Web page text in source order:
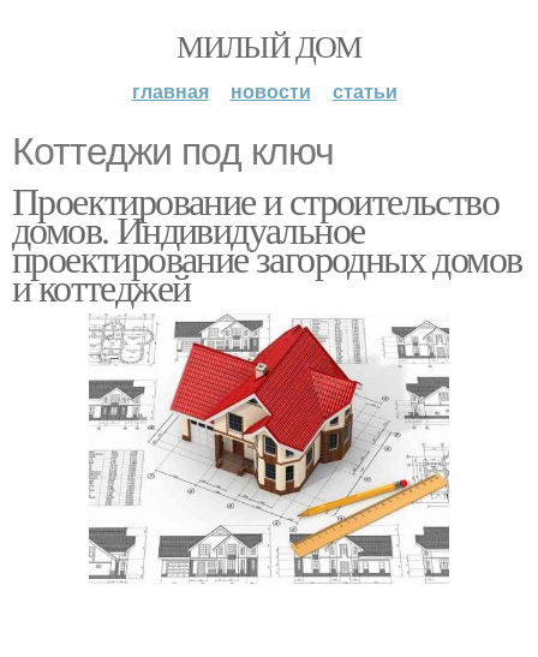
МИЛЫЙ ДОМ
главная новости статьи
Коттеджи под ключ
Проектирование и строительство
домов. Индивидуальное
проектирование загородных домов
и коттеджей